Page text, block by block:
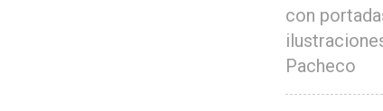
con
Pacheco